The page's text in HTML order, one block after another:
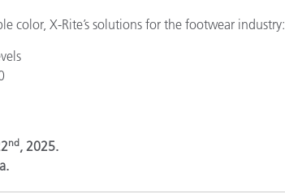
color, X-Rite’s solutions for the footwear industry:
nd, 2025.